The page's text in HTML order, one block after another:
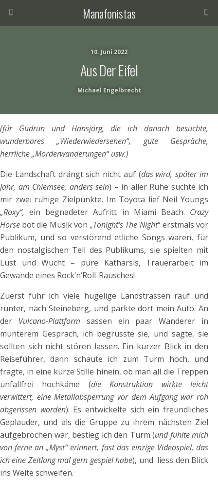
Manafonistas
10. Juni 2022
Aus Der Eifel
Michael Engelbrecht
(für Gudrun und Hansjörg, die ich danach besuchte,
wunderbares „Wiederwiedersehen“, gute Gespräche,
herrliche „Mörderwanderungen“ usw.)
Die Landschaft drängt sich nicht auf (das wird, später im
Jahr, am Chiemsee, anders sein) – in aller Ruhe suchte ich
mir zwei ruhige Zielpunkte. Im Toyota lief Neil Youngs
„Roxy“, ein begnadeter Aufritt in Miami Beach. Crazy
Horse bot die Musik von „Tonight‘s The Night“ erstmals vor
Publikum, und so verstörend etliche Songs waren, für
den nostalgischen Teil des Publikums, sie spielten mit
Lust und Wucht – pure Katharsis, Trauerarbeit im
Gewande eines Rock‘n‘Roll-Rausches!
Zuerst fuhr ich viele hügelige Landstrassen rauf und
runter, nach Steineberg, und parkte dort mein Auto. An
der Vulcano-Plattform sassen ein paar Wanderer in
munterem Gespräch, ich begrüsste sie, und sagte, sie
sollten sich nicht stören lassen. Ein kurzer Blick in den
Reiseführer, dann schaute ich zum Turm hoch, und
fragte, in eine kurze Stille hinein, ob man all die Treppen
unfallfrei hochkäme (die Konstruktion wirkte leicht
verwittert, eine Metallabsperrung vor dem Aufgang war roh
abgerissen worden). Es entwickelte sich ein freundliches
Geplauder, und als die Gruppe zu ihrem nächsten Ziel
aufgebrochen war, bestieg ich den Turm (und fühlte mich
von ferne an „Myst“ erinnert, fast das einzige Videospiel, das
ich eine Zeitlang mal gern gespiel habe), und liess den Blick
ins Weite schweifen.